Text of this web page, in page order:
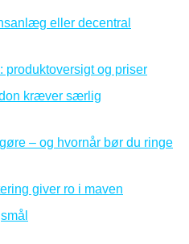
eller decentral
produktoversigt og priser
kræver særlig
– og hvornår bør du ringe
giver ro i maven